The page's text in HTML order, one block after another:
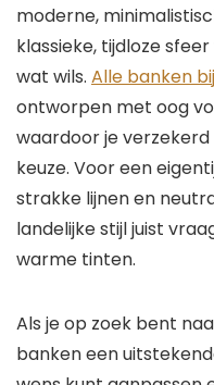
moderne,
klassieke, tijdloze
wat wils. Alle banken
ontworpen met oog
waardoor je
keuze. Voor een
strakke lijnen en
landelijke stijl juist
warme tinten.
Als je op zoek bent
banken een